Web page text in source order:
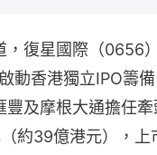
，復星國際（0656
動香港獨立IPO籌
豐及摩根大通擔任
約39億港元），